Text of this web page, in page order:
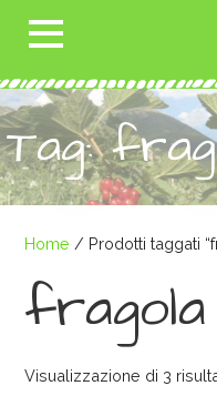
Tag:
Home / Prodotti taggati
fragola
Visualizzazione di 3